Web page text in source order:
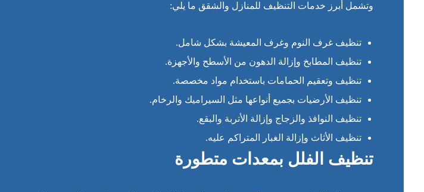
وتشمل أبرز خدمات التنظيف للمنازل والشقق ما يلي:
تنظيف غرف النوم وغرف المعيشة بشكل شامل.
تنظيف المطابخ وإزالة الدهون من الأسطح والأجهزة.
تنظيف وتعقيم الحمامات باستخدام مواد مخصصة.
تنظيف الأرضيات بجميع أنواعها مثل السيراميك والرخام.
تنظيف النوافذ والزجاج وإزالة الأتربة والبقع.
تنظيف الأثاث وإزالة الغبار المتراكم عليه.
تنظيف الفلل بمعدات متطورة